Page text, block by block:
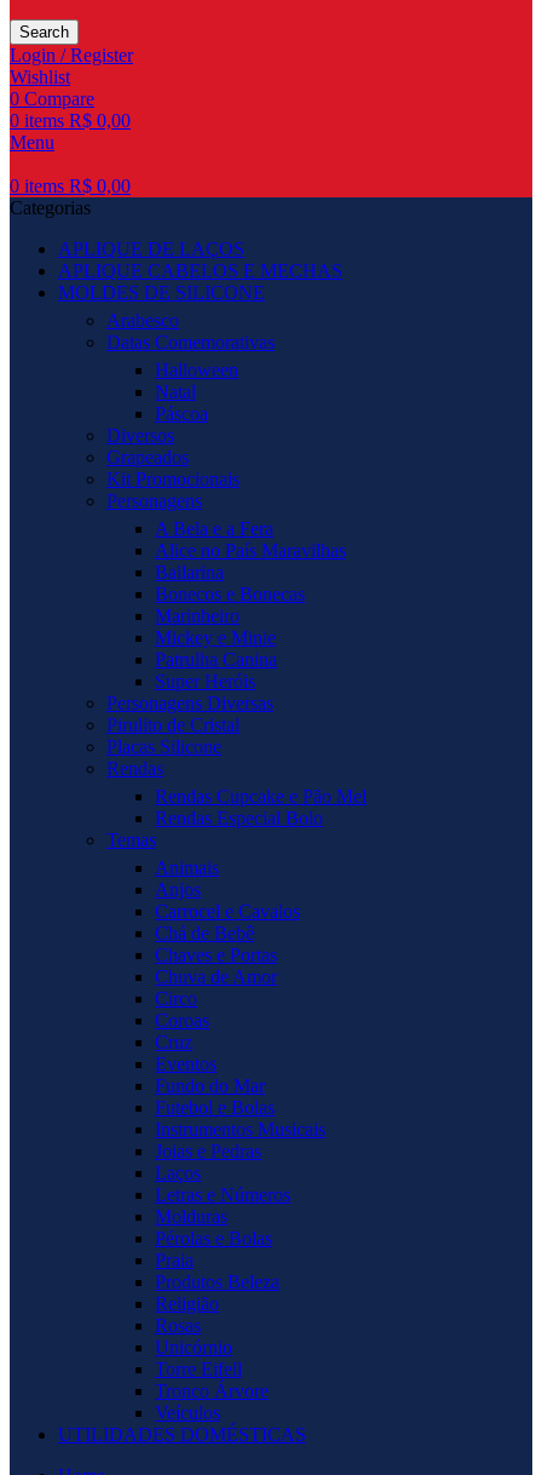
Search
Login / Register
Wishlist
0 Compare
0 items R$ 0,00
Menu
0 items R$ 0,00
Categorias
APLIQUE DE LAÇOS
APLIQUE CABELOS E MECHAS
MOLDES DE SILICONE
Arabesco
Datas Comemorativas
Halloween
Natal
Páscoa
Diversos
Grapeados
Kit Promocionais
Personagens
A Bela e a Fera
Alice no País Maravilhas
Bailarina
Bonecos e Bonecas
Marinheiro
Mickey e Minie
Patrulha Canina
Super Heróis
Personagens Diversas
Pirulito de Cristal
Placas Silicone
Rendas
Rendas Cupcake e Pão Mel
Rendas Especial Bolo
Temas
Animais
Anjos
Carrocel e Cavalos
Chá de Bebê
Chaves e Portas
Chuva de Amor
Circo
Coroas
Cruz
Eventos
Fundo do Mar
Futebol e Bolas
Instrumentos Musicais
Joias e Pedras
Laços
Letras e Números
Molduras
Pérolas e Bolas
Praia
Produtos Beleza
Religião
Rosas
Unicórnio
Torre Eifell
Tronco Árvore
Veículos
UTILIDADES DOMÉSTICAS